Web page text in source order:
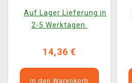
Auf Lager Lieferung in
2-5 Werktagen.
14,36 €
In den Warenkorb